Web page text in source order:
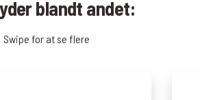
blandt andet:
Swipe for at se flere